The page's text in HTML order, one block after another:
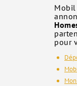
Mobil
pour